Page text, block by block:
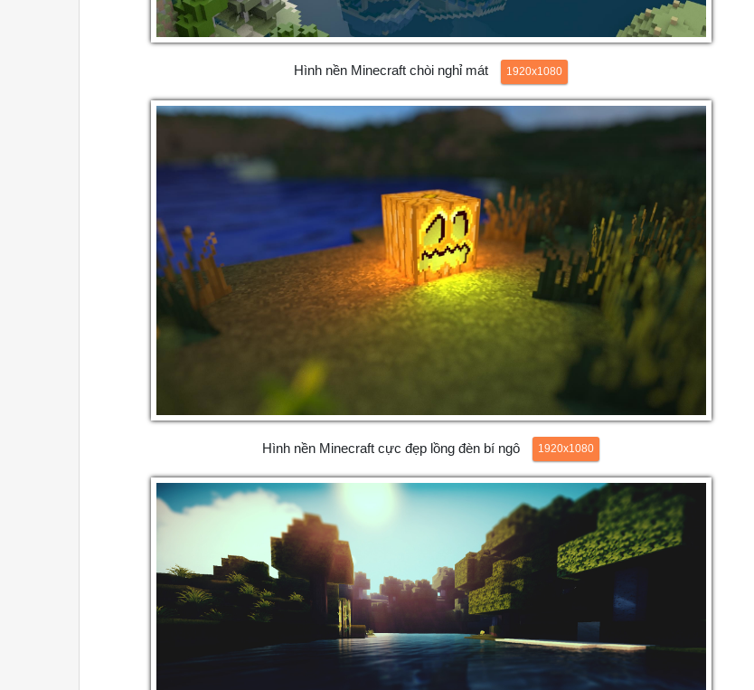
Hình nền Minecraft chòi nghỉ mát 1920x1080
Hình nền Minecraft cực đẹp lồng đèn bí ngô 1920x1080